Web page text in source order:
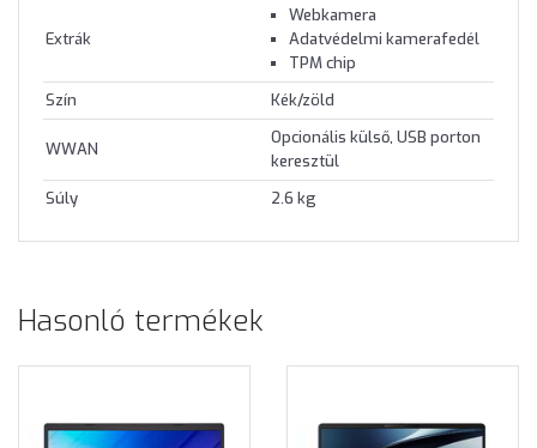
Extrák
Webkamera
Adatvédelmi kamerafedél
TPM chip
Szín
Kék/zöld
WWAN
Opcionális külső, USB porton
keresztül
Súly
2.6 kg
Hasonló termékek